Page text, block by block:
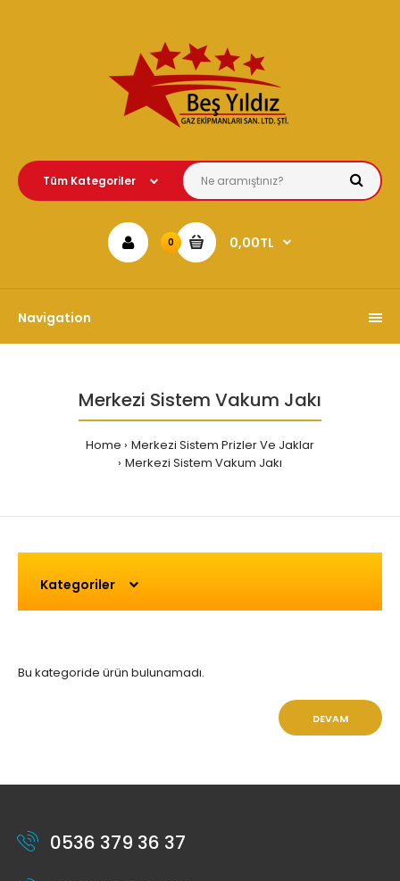
0 0,00TL
Navigation
Merkezi Sistem Vakum Jakı
Home
Merkezi Sistem Prizler Ve Jaklar
Merkezi Sistem Vakum Jakı
Kategoriler
Bu kategoride ürün bulunamadı.
DEVAM
0536 379 36 37